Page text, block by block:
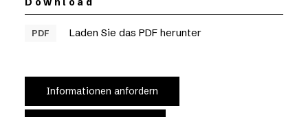
PDF Laden Sie das PDF herunter
Informationen anfordern